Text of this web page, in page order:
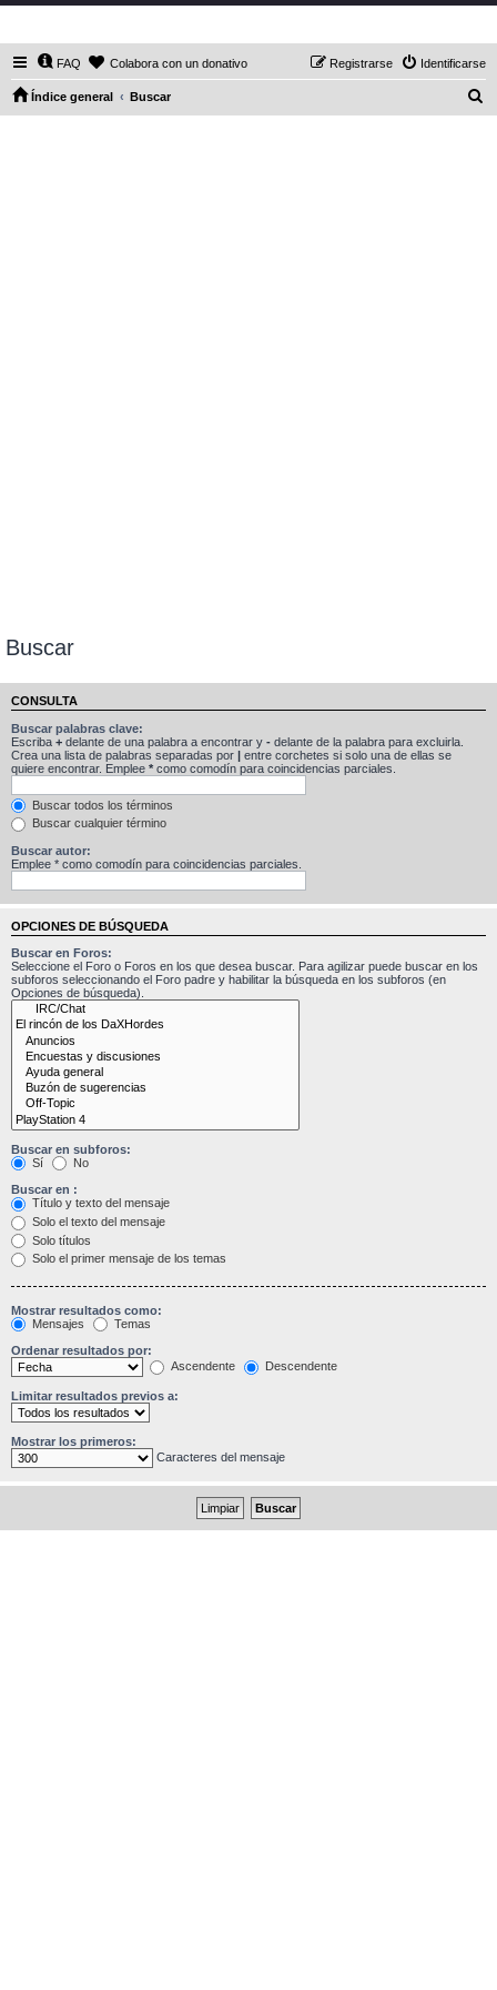
FAQ Colabora con un donativo Identificarse
Registrarse
Índice general Buscar
Buscar
CONSULTA
Buscar palabras clave:
Escriba + delante de una palabra a encontrar y - delante de la palabra para excluirla.
Crea una lista de palabras separadas por | entre corchetes si solo una de ellas se
quiere encontrar. Emplee * como comodín para coincidencias parciales.
Buscar todos los términos
Buscar cualquier término
Buscar autor:
Emplee * como comodín para coincidencias parciales.
OPCIONES DE BÚSQUEDA
Buscar en Foros:
Seleccione el Foro o Foros en los que desea buscar. Para agilizar puede buscar en los
subforos seleccionando el Foro padre y habilitar la búsqueda en los subforos (en
Opciones de búsqueda).
Buscar en subforos:
Sí
No
Buscar en :
Título y texto del mensaje
Solo el texto del mensaje
Solo títulos
Solo el primer mensaje de los temas
Mostrar resultados como:
Mensajes
Temas
Ordenar resultados por:
Ascendente
Descendente
Limitar resultados previos a:
Mostrar los primeros:
Caracteres del mensaje